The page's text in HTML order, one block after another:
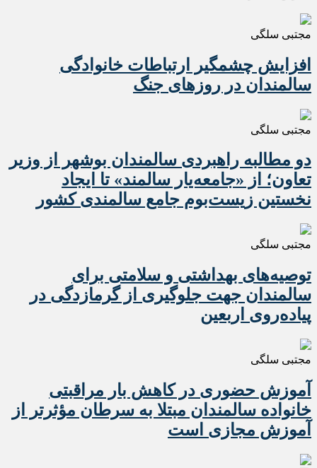
مجتبی سلگی
افزایش چشمگیر ارتباطات خانوادگی
سالمندان در روزهای جنگ
مجتبی سلگی
دو مطالبه راهبردی سالمندان بوشهر از وزیر
تعاون؛ از «جامعه‌یار سالمند» تا ایجاد
نخستین زیست‌بوم جامع سالمندی کشور
مجتبی سلگی
️توصیه‌های بهداشتی و سلامتی برای
سالمندان جهت جلوگیری از گرمازدگی در
پیاده‌روی اربعین
مجتبی سلگی
آموزش حضوری در کاهش بار مراقبتی
خانواده سالمندان مبتلا به سرطان مؤثرتر از
آموزش مجازی است